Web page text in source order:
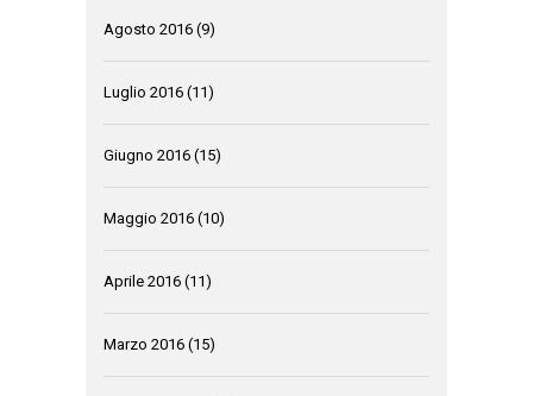
Agosto 2016 (9)
Luglio 2016 (11)
Giugno 2016 (15)
Maggio 2016 (10)
Aprile 2016 (11)
Marzo 2016 (15)